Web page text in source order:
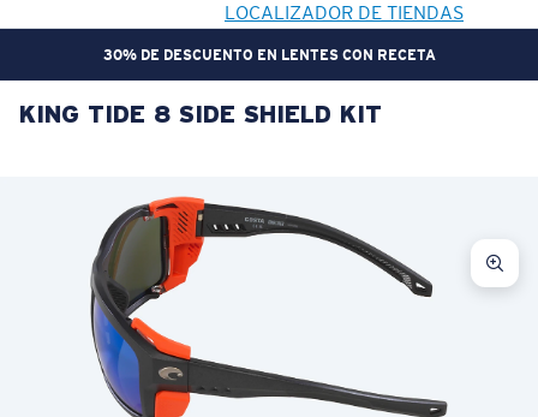
LOCALIZADOR DE TIENDAS
30% DE DESCUENTO EN LENTES CON RECETA
OBJETIVO ACTUALIZADO¡AGREGADO AL CARRITO!
Cantidad:
KING TIDE 8 SIDE SHIELD KIT